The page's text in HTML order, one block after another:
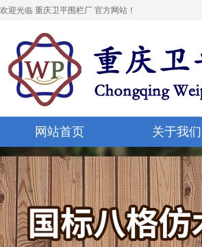
欢迎光临 重庆卫平围栏厂 官方网站！
网站首页 关于我们